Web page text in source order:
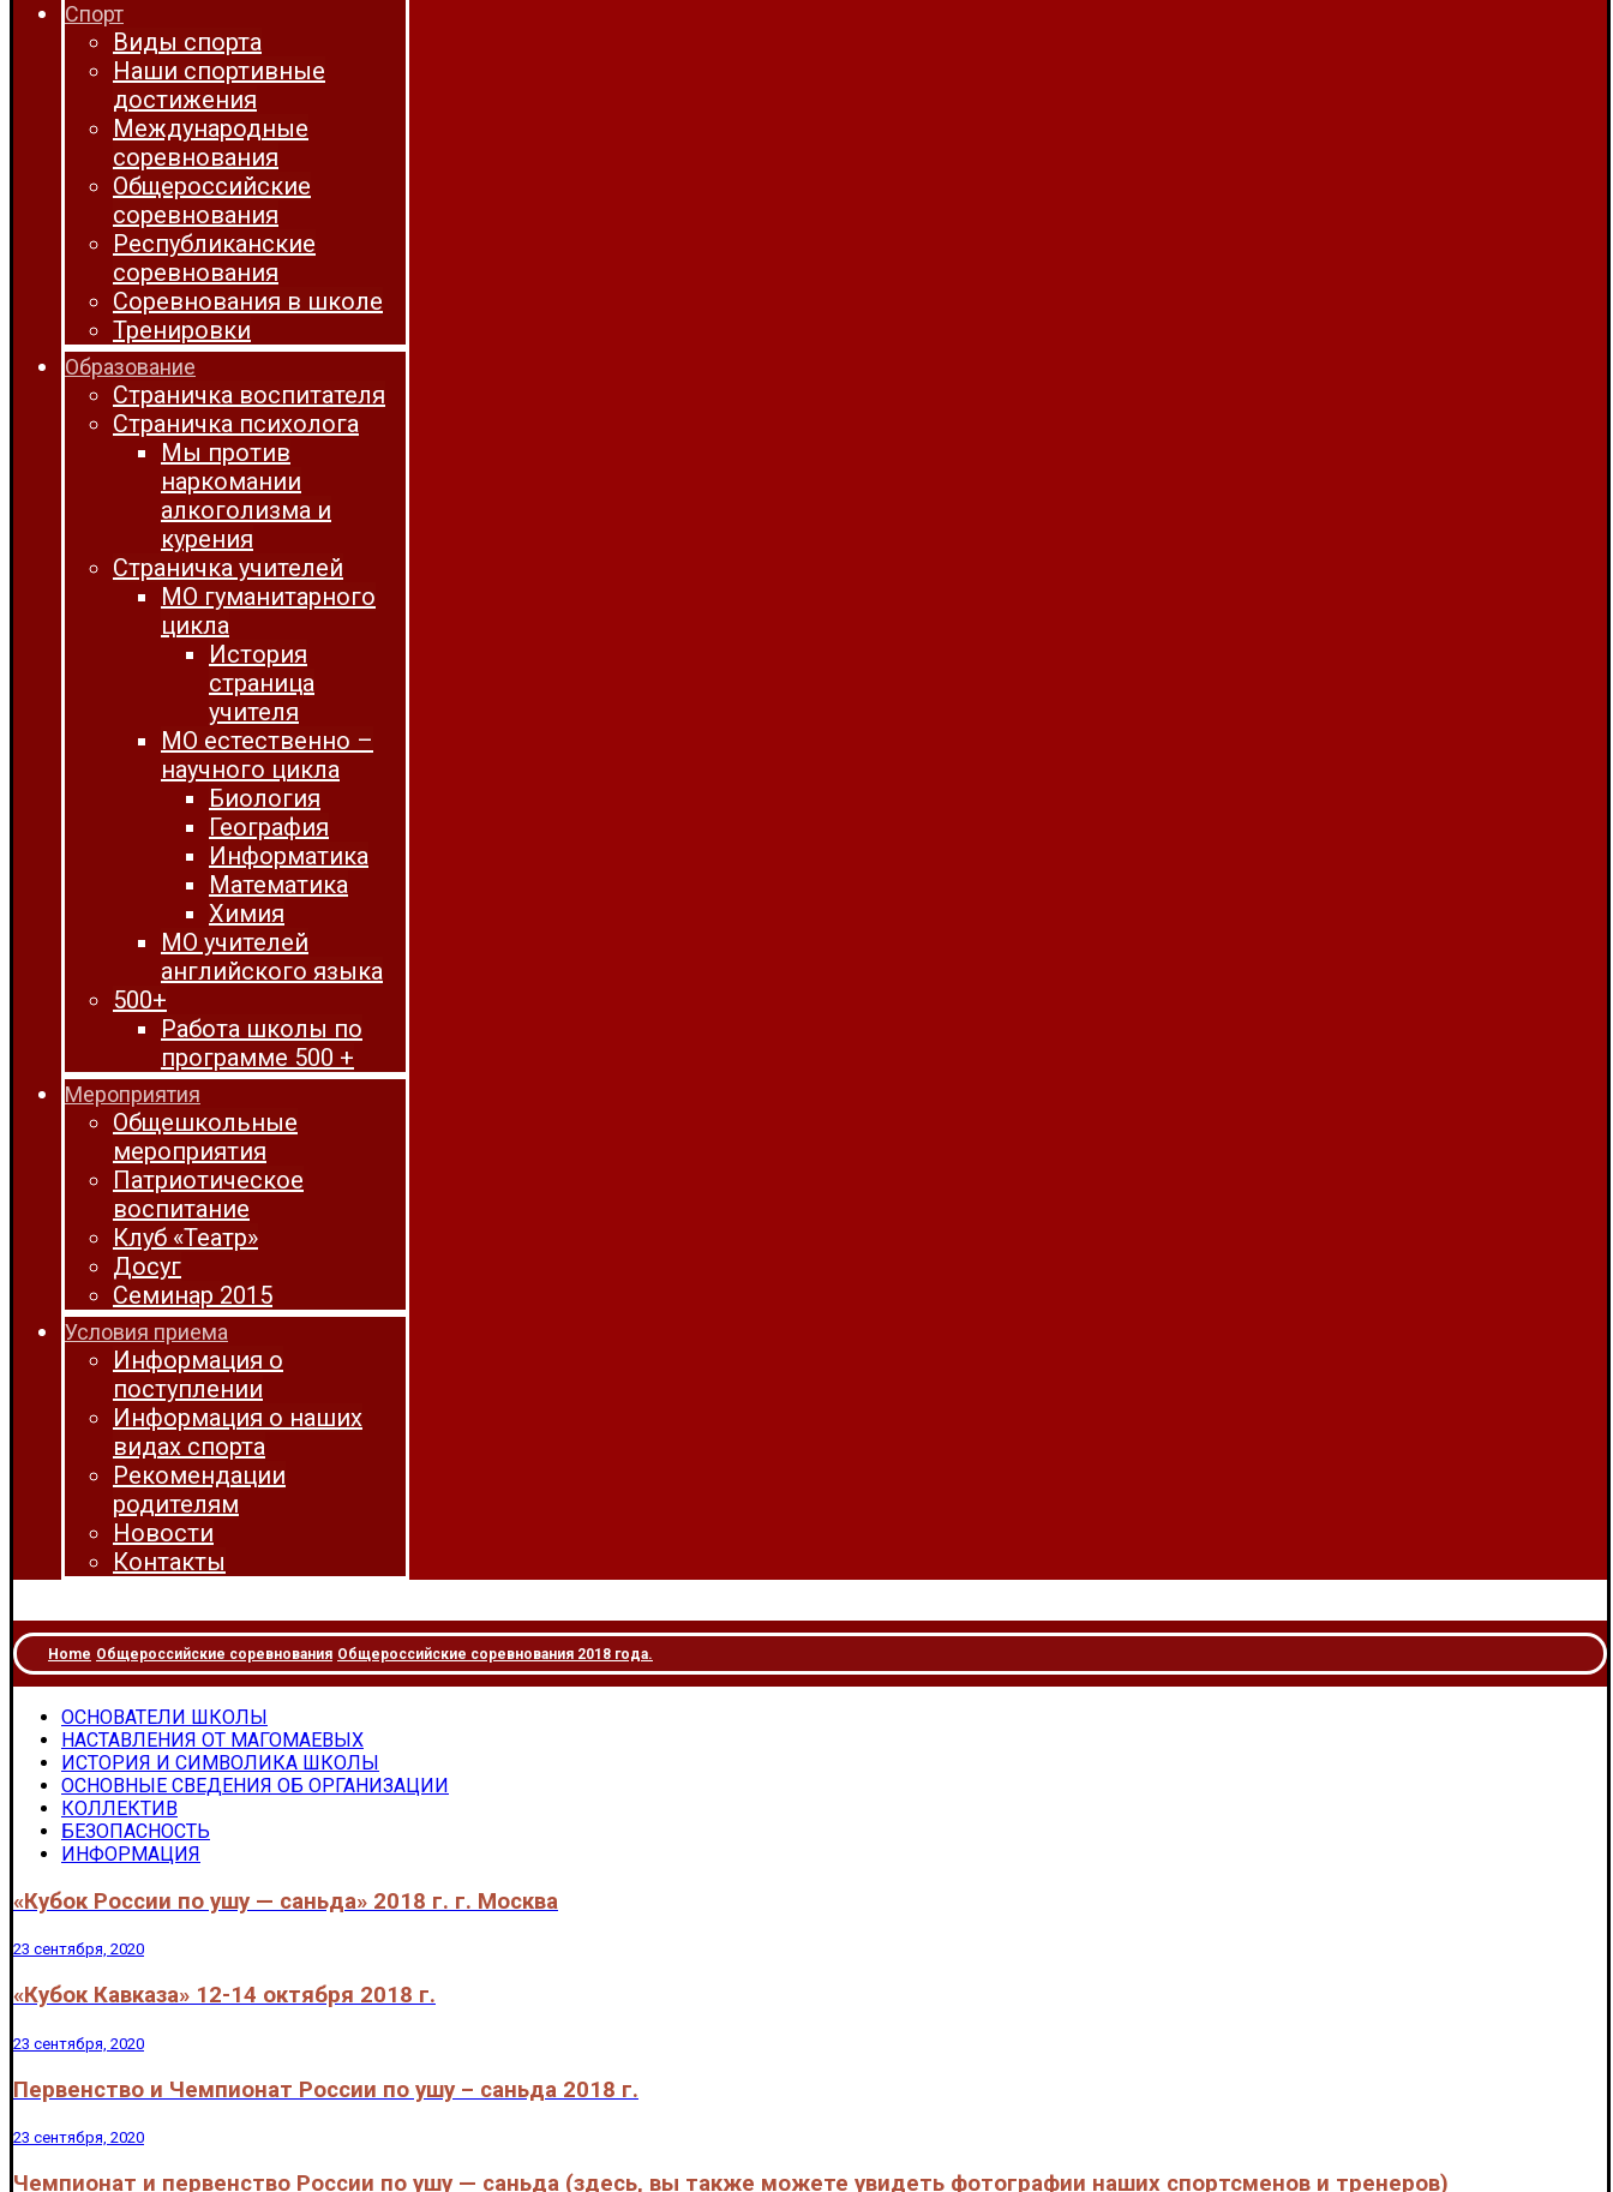
Спорт
Виды спорта
Наши спортивные
достижения
Международные
соревнования
Общероссийские
соревнования
Республиканские
соревнования
Соревнования в школе
Тренировки
Образование
Страничка воспитателя
Страничка психолога
Мы против
наркомании
алкоголизма и
курения
Страничка учителей
МО гуманитарного
цикла
История
страница
учителя
МО естественно –
научного цикла
Биология
География
Информатика
Математика
Химия
МО учителей
английского языка
500+
Работа школы по
программе 500 +
Мероприятия
Общешкольные
мероприятия
Патриотическое
воспитание
Клуб «Театр»
Досуг
Семинар 2015
Условия приема
Информация о
поступлении
Информация о наших
видах спорта
Рекомендации
родителям
Новости
Контакты
Home Общероссийские соревнования Общероссийские соревнования 2018 года.
ОСНОВАТЕЛИ ШКОЛЫ
НАСТАВЛЕНИЯ ОТ МАГОМАЕВЫХ
ИСТОРИЯ И СИМВОЛИКА ШКОЛЫ
ОСНОВНЫЕ СВЕДЕНИЯ ОБ ОРГАНИЗАЦИИ
КОЛЛЕКТИВ
БЕЗОПАСНОСТЬ
ИНФОРМАЦИЯ
«Кубок России по ушу — саньда» 2018 г. г. Москва
23 сентября, 2020
«Кубок Кавказа» 12-14 октября 2018 г.
23 сентября, 2020
Первенство и Чемпионат России по ушу – саньда 2018 г.
23 сентября, 2020
Чемпионат и первенство России по ушу — саньда (здесь, вы также можете увидеть фотографии наших спортсменов и тренеров)